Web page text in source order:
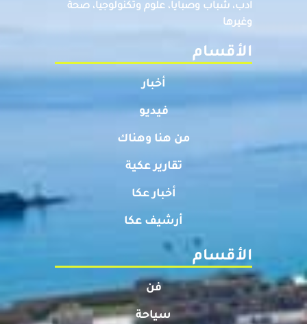
ادب، شباب وصبايا، علوم وتكنولوجيا، صحة
وغيرها
الأقسام
أخبار
فيديو
من هنا وهناك
تقارير عكية
أخبار عكا
أرشيف عكا
الأقسام
فن
سياحة